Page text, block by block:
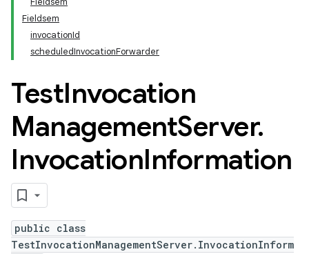
Fieldsem
invocationId
scheduledInvocationForwarder
TestInvocation
ManagementServer.
InvocationInformation
public class
TestInvocationManagementServer.InvocationInform